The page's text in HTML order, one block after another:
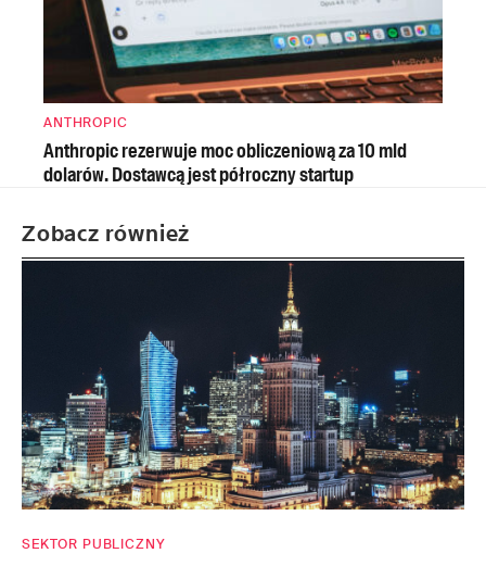
ANTHROPIC
Anthropic rezerwuje moc obliczeniową za 10 mld
dolarów. Dostawcą jest półroczny startup
Zobacz również
SEKTOR PUBLICZNY